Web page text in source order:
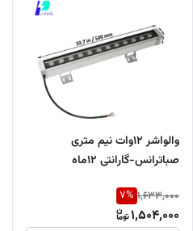
والواشر ۱۲وات نیم متری
صباترانس-گارانتی ۱۲ماه
1,633,000
7%
1,504,000